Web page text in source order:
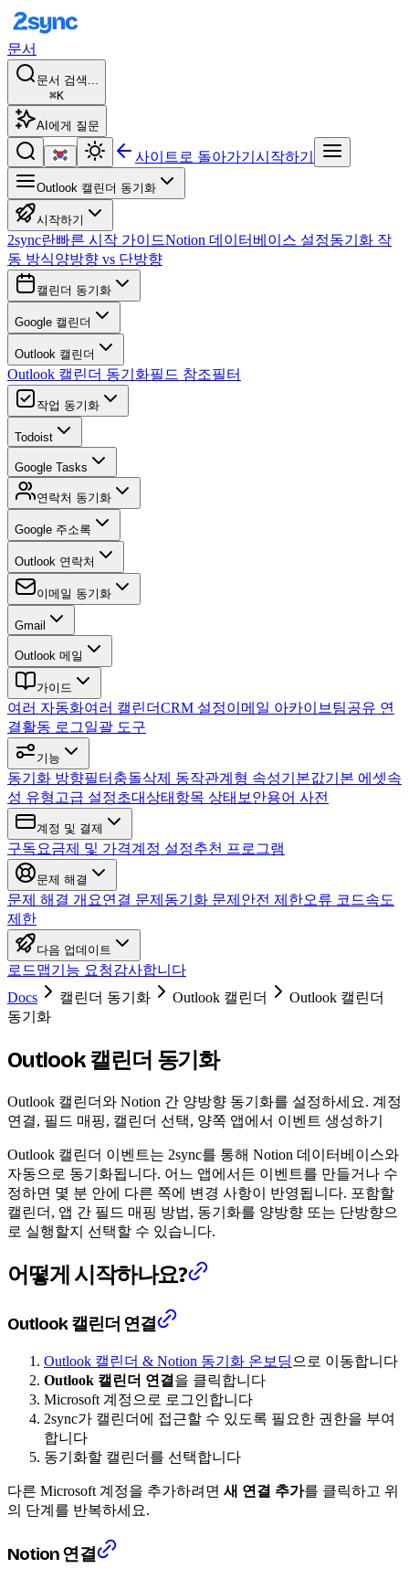
문서
문서 검색...
⌘K
AI에게 질문
사이트로 돌아가기 시작하기
Outlook 캘린더 동기화
시작하기
2sync란빠른 시작 가이드Notion 데이터베이스 설정동기화 작
동 방식양방향 vs 단방향
캘린더 동기화
Google 캘린더
Outlook 캘린더
Outlook 캘린더 동기화필드 참조필터
작업 동기화
Todoist
Google Tasks
연락처 동기화
Google 주소록
Outlook 연락처
이메일 동기화
Gmail
Outlook 메일
가이드
여러 자동화여러 캘린더CRM 설정이메일 아카이브 팀공유 연
결활동 로그일괄 도구
기능
동기화 방향필터 충돌삭제 동작관계형 속성기본값기본 에셋속
성 유형 고급 설정초대상태 항목 상태 보안용어 사전
계정 및 결제
구독요금제 및 가격계정 설정추천 프로그램
문제 해결
문제 해결 개요연결 문제 동기화 문제 안전 제한오류 코드속도
제한
다음 업데이트
로드맵기능 요청감사합니다
Docs
캘린더 동기화 Outlook 캘린더
Outlook 캘린더
동기화
Outlook 캘린더 동기화
Outlook 캘린더와 Notion 간 양방향 동기화를 설정하세요. 계정
연결, 필드 매핑, 캘린더 선택, 양쪽 앱에서 이벤트 생성하기
Outlook 캘린더 이벤트는 2sync를 통해 Notion 데이터베이스와
자동으로 동기화됩니다. 어느 앱에서든 이벤트를 만들거나 수
정하면 몇 분 안에 다른 쪽에 변경 사항이 반영됩니다. 포함할
캘린더, 앱 간 필드 매핑 방법, 동기화를 양방향 또는 단방향으
로 실행할지 선택할 수 있습니다.
어떻게 시작하나요?
Outlook 캘린더 연결
Outlook 캘린더 & Notion 동기화 온보딩 으로 이동합니다
Outlook 캘린더 연결 을 클릭합니다
Microsoft 계정으로 로그인합니다
2sync가 캘린더에 접근할 수 있도록 필요한 권한을 부여
합니다
동기화할 캘린더를 선택합니다
다른 Microsoft 계정을 추가하려면 새 연결 추가를 클릭하고 위
의 단계를 반복하세요.
Notion 연결